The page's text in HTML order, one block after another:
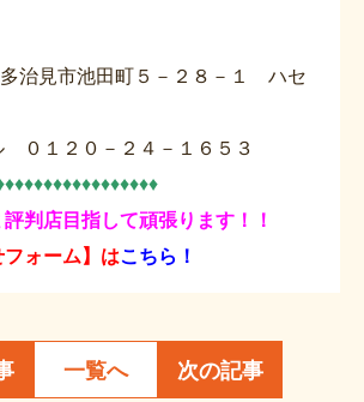
治見市池田町５－２８－１ ハセ
０１２０－２４－１６５３
判店目指して頑張ります！！
フォーム】はこちら！
一覧へ 次の記事